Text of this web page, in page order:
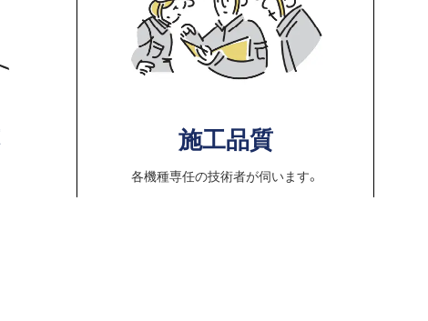
施工品質
各機種専任の技術者が伺います。